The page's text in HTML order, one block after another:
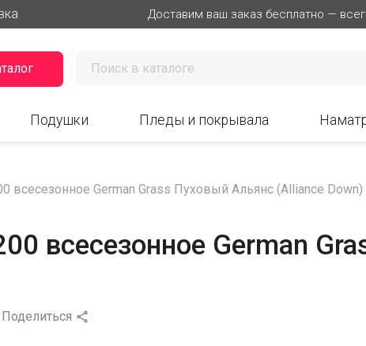
Доставим ваш заказ бесплатно —
Подушки Пледы и покрывала
всесезонное German Grass Пуховый Альянс (Alliance Down)
всесезонное German
Поделиться 